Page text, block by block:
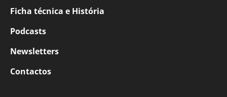
Ficha técnica e História
Podcasts
Newsletters
Contactos